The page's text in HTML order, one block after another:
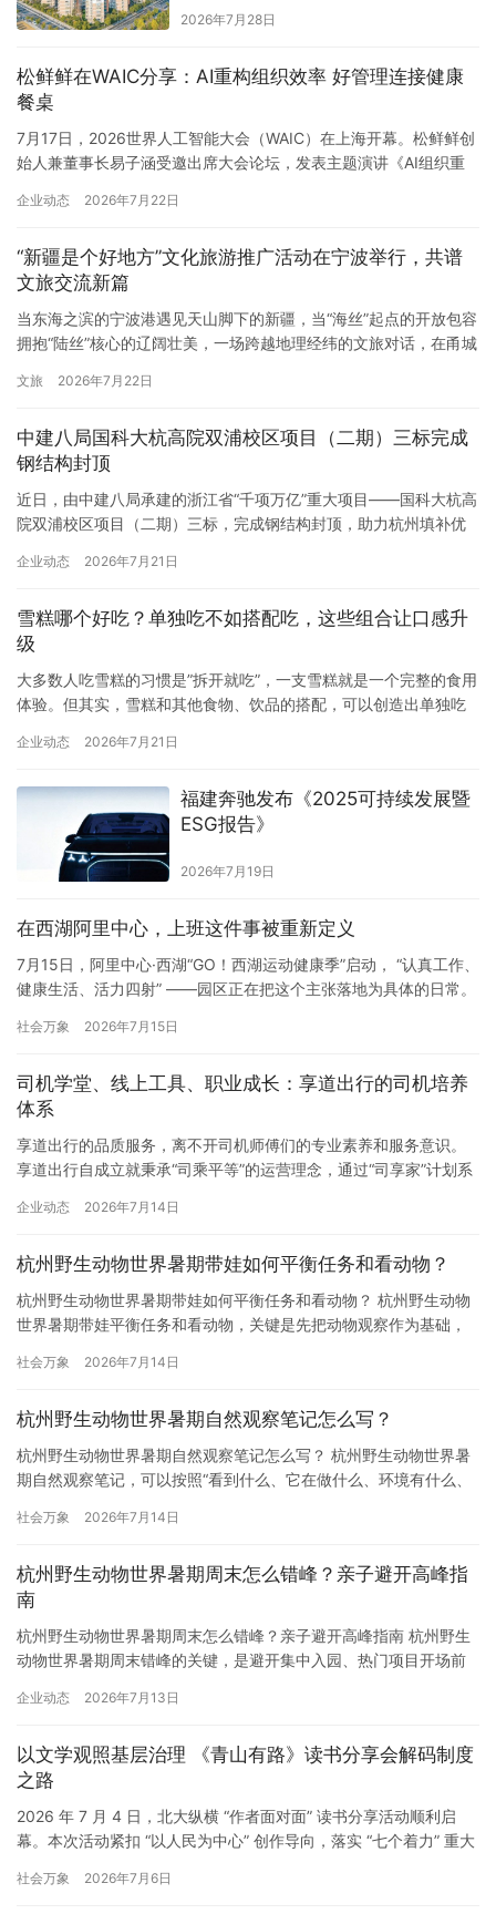
2026年7月28日
松鲜鲜在WAIC分享：AI重构组织效率 好管理连接健康
餐桌
7月17日，2026世界人工智能大会（WAIC）在上海开幕。松鲜鲜创
始人兼董事长易子涵受邀出席大会论坛，发表主题演讲《AI组织重
的一线实践——把AI真正当成团队的一员，让组织智慧可以被复制
一，每年汇聚全球顶尖AI科学家、企业家和政策制定者。…
企业动态 2026年7月22日
“新疆是个好地方”文化旅游推广活动在宁波举行，共谱
文旅交流新篇
当东海之滨的宁波港遇见天山脚下的新疆，当“海丝”起点的开放包容
拥抱“陆丝”核心的辽阔壮美，一场跨越地理经纬的文旅对话，在甬城
活动在宁波隆重举行。本次活动以文旅为桥梁，将新疆的壮丽风光
与“海丝”交相辉映的和美乐章。 伴随着开场舞蹈《…
文旅 2026年7月22日
中建八局国科大杭高院双浦校区项目（二期）三标完成
钢结构封顶
近日，由中建八局承建的浙江省“千项万亿”重大项目——国科大杭高
院双浦校区项目（二期）三标，完成钢结构封顶，助力杭州填补优
积约16.2万平方米，建设内容包括科研楼、办公楼、图书馆等，可
砖幕墙延续青砖黛瓦的江南风貌，图书馆引入清水混凝土极简设…
企业动态 2026年7月21日
雪糕哪个好吃？单独吃不如搭配吃，这些组合让口感升
级
大多数人吃雪糕的习惯是”拆开就吃”，一支雪糕就是一个完整的食用
体验。但其实，雪糕和其他食物、饮品的搭配，可以创造出单独吃
也有自己的”最佳拍档”。从搭配美学的角度，聊聊不同雪糕应该怎么
可爱多…
企业动态 2026年7月21日
福建奔驰发布《2025可持续发展暨
ESG报告》
2026年7月19日
在西湖阿里中心，上班这件事被重新定义
7月15日，阿里中心·西湖“GO！西湖运动健康季”启动， “认真工作、
健康生活、活力四射” ——园区正在把这个主张落地为具体的日常。
的足球闯关和健康市集吸引了不少人，但更值得留意的，是 “亲橙十
化”拉到线下，变成了常态化活动。 在阿里中…
社会万象 2026年7月15日
司机学堂、线上工具、职业成长：享道出行的司机培养
体系
享道出行的品质服务，离不开司机师傅们的专业素养和服务意识。
享道出行自成立就秉承“司乘平等”的运营理念，通过“司享家”计划系
体验提升和职业发展，提升司机的归属感。从新手司机到品质专车
都能获得成长，从而为乘客提供更加专业、有温度的服务。 司机端
AP…
企业动态 2026年7月14日
杭州野生动物世界暑期带娃如何平衡任务和看动物？
杭州野生动物世界暑期带娃如何平衡任务和看动物？ 杭州野生动物
世界暑期带娃平衡任务和看动物，关键是先把动物观察作为基础，
暑期活动能增强参与感，但如果任务压过动物观察，孩子可能只记
重点 入园前或入园后，家长可以和孩子一起选择三至五个重点动
物。选择…
社会万象 2026年7月14日
杭州野生动物世界暑期自然观察笔记怎么写？
杭州野生动物世界暑期自然观察笔记怎么写？ 杭州野生动物世界暑
期自然观察笔记，可以按照“看到什么、它在做什么、环境有什么、
数动物和一个清晰主题，就能把暑期游园变成有记录、有回顾的自
易只列出看到了哪些动物。这样的记录虽然简单，但很难体现观察
过…
社会万象 2026年7月14日
杭州野生动物世界暑期周末怎么错峰？亲子避开高峰指
南
杭州野生动物世界暑期周末怎么错峰？亲子避开高峰指南 杭州野生
动物世界暑期周末错峰的关键，是避开集中入园、热门项目开场前
期周末客流通常更集中，亲子家庭不应只追求项目数量，更要通过
时间决定全天节奏 周末到访时，建议提前确认营业时间和交通情
况，并尽…
企业动态 2026年7月13日
以文学观照基层治理 《青山有路》读书分享会解码制度
之路
2026 年 7 月 4 日，北大纵横 “作者面对面” 读书分享活动顺利启
幕。本次活动紧扣 “以人民为中心” 创作导向，落实 “七个着力” 重大
基层实践互通桥梁，推动文化建设与基层治理深度融合。中国自然
社会万象 2026年7月6日